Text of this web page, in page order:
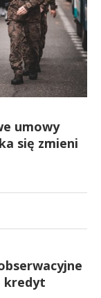
umowy
się zmieni
kredyt